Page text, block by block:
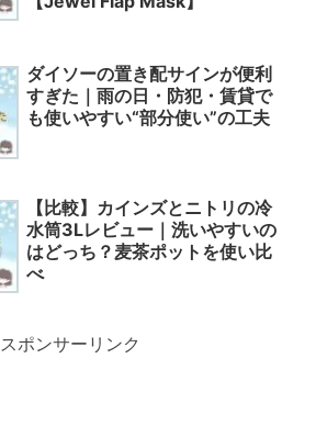
ダイソーの置き配サインが便利
すぎた｜雨の日・防犯・賃貸で
も使いやすい“部分使い”の工夫
【比較】カインズとニトリの冷
水筒3Lレビュー｜洗いやすいの
はどっち？麦茶ポットを使い比
べ
スポンサーリンク